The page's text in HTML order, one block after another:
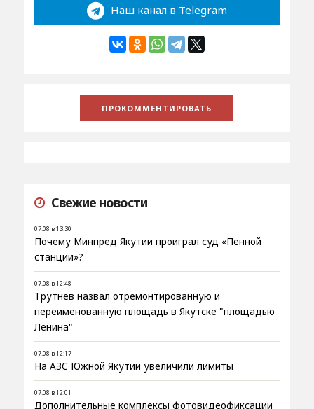
Наш канал в Telegram
Свежие новости
07.08 в 13:30
Почему Минпред Якутии проиграл суд «Пенной
станции»?
07.08 в 12:48
Трутнев назвал отремонтированную и
переименованную площадь в Якутске "площадью
Ленина"
07.08 в 12:17
На АЗС Южной Якутии увеличили лимиты
07.08 в 12:01
Дополнительные комплексы фотовидеофиксации